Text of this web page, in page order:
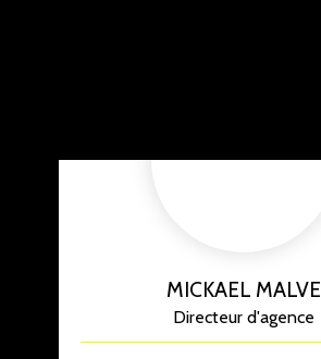
MICKAEL MALVE
Directeur d'agence